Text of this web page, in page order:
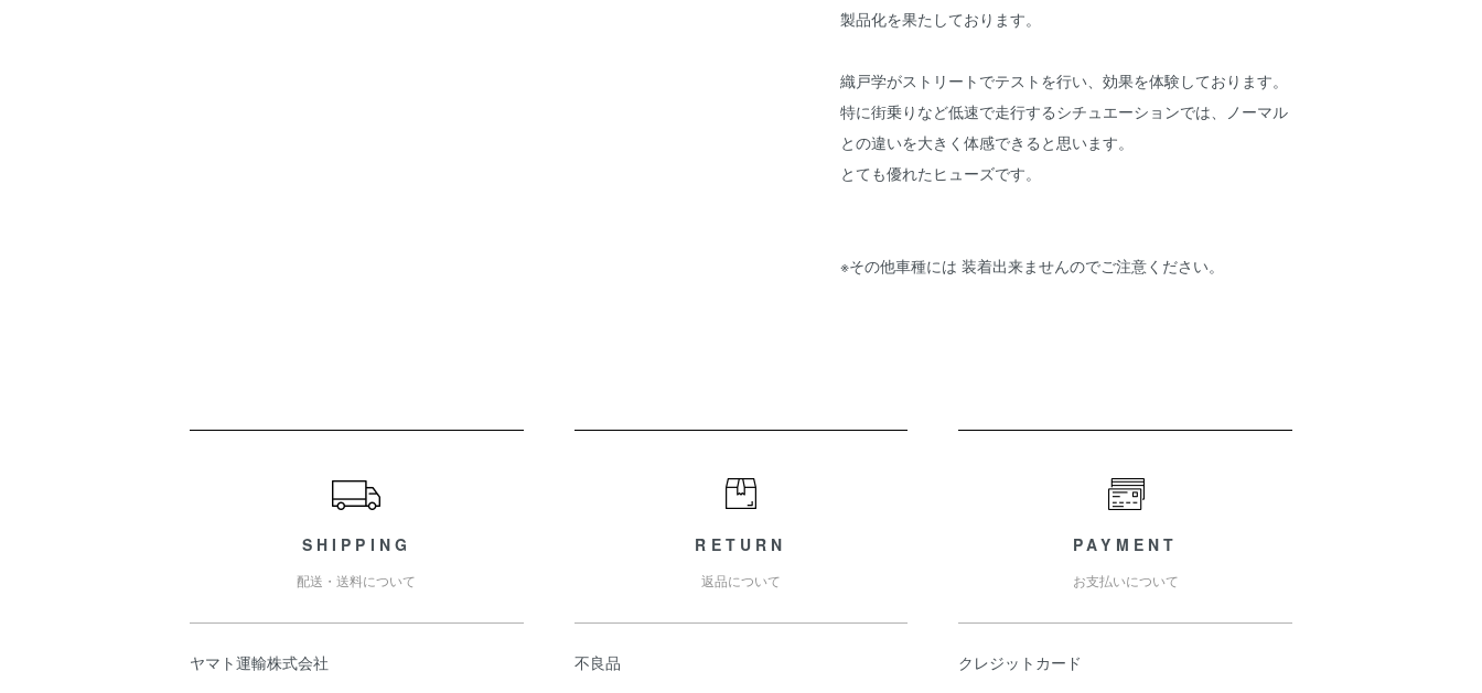
製品化を果たしております。
織戸学がストリートでテストを行い、効果を体験しております。
特に街乗りなど低速で走行するシチュエーションでは、ノーマル
との違いを大きく体感できると思います。
とても優れたヒューズです。
※その他車種には 装着出来ませんのでご注意ください。
SHIPPING
配送・送料について
ヤマト運輸株式会社
RETURN
返品について
不良品
PAYMENT
お支払いについて
クレジットカード